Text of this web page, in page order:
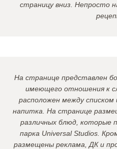
страницу вниз. Непросто
На странице представлен
имеющего отношения к
расположен между
напитка. На странице
различных блюд, которые
парка Universal Studios.
размещены реклама, ДК и